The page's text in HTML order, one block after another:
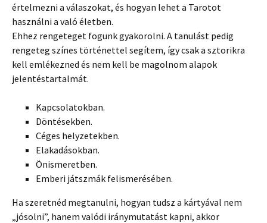
értelmezni a válaszokat, és hogyan lehet a Tarotot
használni a való életben.
Ehhez rengeteget fogunk gyakorolni. A tanulást pedig
rengeteg színes történettel segítem, így csak a sztorikra
kell emlékezned és nem kell be magolnom alapok
jelentéstartalmát.
Kapcsolatokban.
Döntésekben.
Céges helyzetekben.
Elakadásokban.
Önismeretben.
Emberi játszmák felismerésében.
Ha szeretnéd megtanulni, hogyan tudsz a kártyával nem
„jósolni”, hanem valódi iránymutatást kapni, akkor